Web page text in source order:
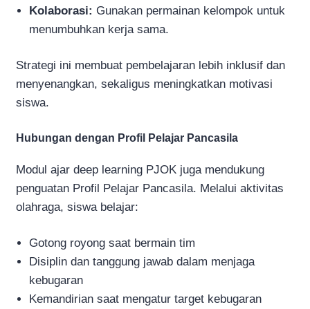
Kolaborasi: Gunakan permainan kelompok untuk
menumbuhkan kerja sama.
Strategi ini membuat pembelajaran lebih inklusif dan
menyenangkan, sekaligus meningkatkan motivasi
siswa.
Hubungan dengan Profil Pelajar Pancasila
Modul ajar deep learning PJOK juga mendukung
penguatan Profil Pelajar Pancasila. Melalui aktivitas
olahraga, siswa belajar:
Gotong royong saat bermain tim
Disiplin dan tanggung jawab dalam menjaga
kebugaran
Kemandirian saat mengatur target kebugaran